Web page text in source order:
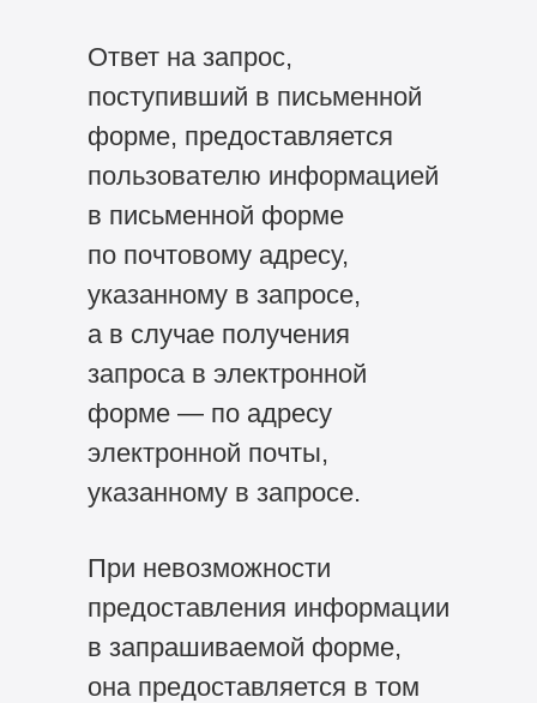
Ответ на запрос,
поступивший в письменной
форме, предоставляется
пользователю информацией
в письменной форме
по почтовому адресу,
указанному в запросе,
а в случае получения
запроса в электронной
форме — по адресу
электронной почты,
указанному в запросе.
При невозможности
предоставления информации
в запрашиваемой форме,
она предоставляется в том